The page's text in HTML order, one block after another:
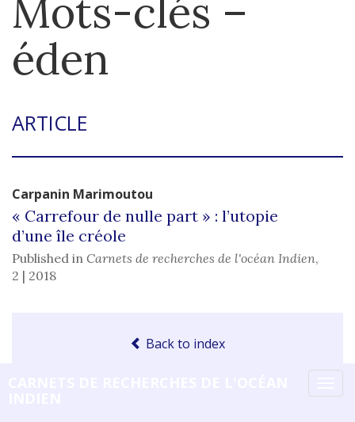
Mots-clés –
éden
ARTICLE
Carpanin Marimoutou
« Carrefour de nulle part » : l’utopie
d’une île créole
Published in Carnets de recherches de l'océan Indien,
2 | 2018
Back to index